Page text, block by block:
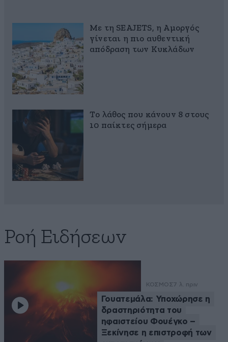
Με τη SEAJETS, η Αμοργός
γίνεται η πιο αυθεντική
απόδραση των Κυκλάδων
Το λάθος που κάνουν 8 στους
10 παίκτες σήμερα
Ροή Ειδήσεων
ΚΟΣΜΟΣ7 λ. πριν
Γουατεμάλα: Υποχώρησε η
δραστηριότητα του
ηφαιστείου Φουέγκο –
Ξεκίνησε η επιστροφή των